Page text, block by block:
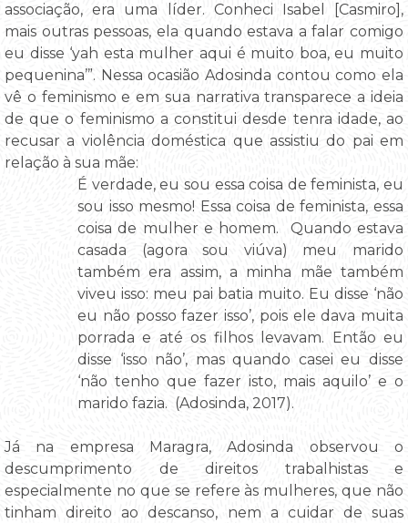
associação, era uma líder. Conheci Isabel [Casmiro],
mais outras pessoas, ela quando estava a falar comigo
eu disse ‘yah esta mulher aqui é muito boa, eu muito
pequenina’”. Nessa ocasião Adosinda contou como ela
vê o feminismo e em sua narrativa transparece a ideia
de que o feminismo a constitui desde tenra idade, ao
recusar a violência doméstica que assistiu do pai em
relação à sua mãe:
É verdade, eu sou essa coisa de feminista, eu
sou isso mesmo! Essa coisa de feminista, essa
coisa de mulher e homem. Quando estava
casada (agora sou viúva) meu marido
também era assim, a minha mãe também
viveu isso: meu pai batia muito. Eu disse ‘não
eu não posso fazer isso’, pois ele dava muita
porrada e até os filhos levavam. Então eu
disse ‘isso não’, mas quando casei eu disse
‘não tenho que fazer isto, mais aquilo’ e o
marido fazia. (Adosinda, 2017).
Já na empresa Maragra, Adosinda observou o
descumprimento de direitos trabalhistas e
especialmente no que se refere às mulheres, que não
tinham direito ao descanso, nem a cuidar de suas